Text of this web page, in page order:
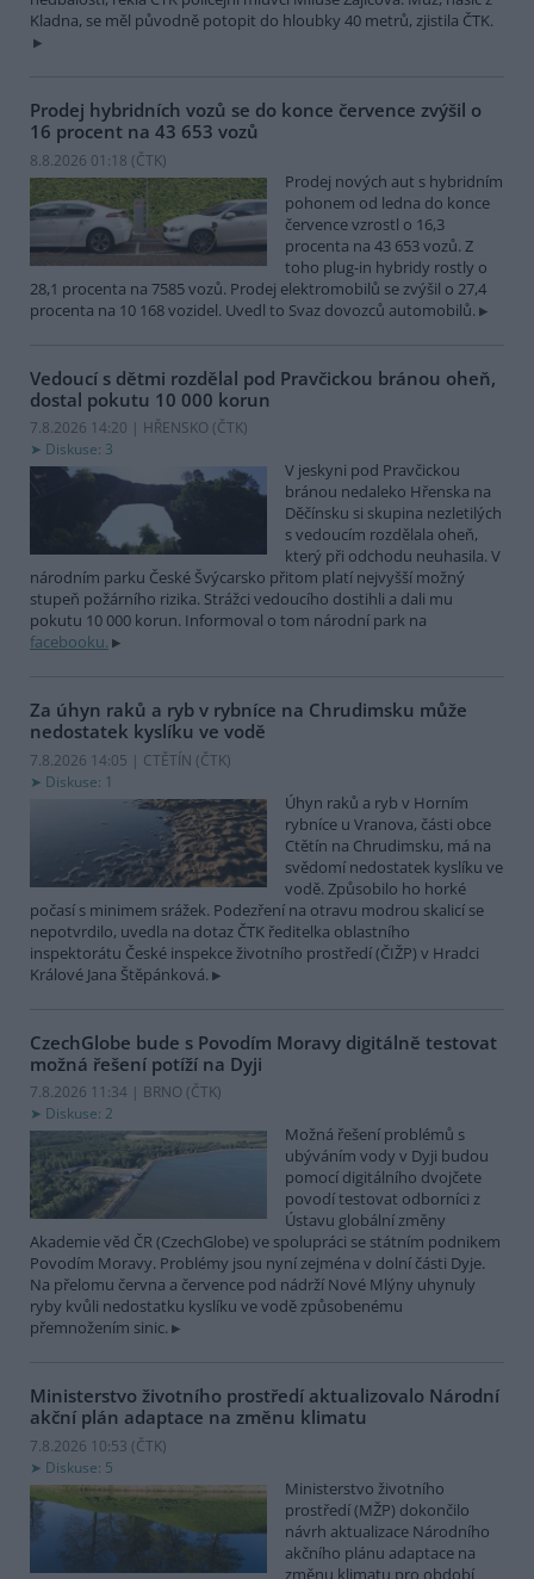
Kladna, se měl původně potopit do hloubky 40 metrů, zjistila ČTK.
Prodej hybridních vozů se do konce července zvýšil o
16 procent na 43 653 vozů
8.8.2026 01:18 (ČTK)
Prodej nových aut s hybridním
pohonem od ledna do konce
července vzrostl o 16,3
procenta na 43 653 vozů. Z
toho plug-in hybridy rostly o
28,1 procenta na 7585 vozů. Prodej elektromobilů se zvýšil o 27,4
procenta na 10 168 vozidel. Uvedl to Svaz dovozců automobilů.
Vedoucí s dětmi rozdělal pod Pravčickou bránou oheň,
dostal pokutu 10 000 korun
7.8.2026 14:20 | HŘENSKO (ČTK)
Diskuse: 3
V jeskyni pod Pravčickou
bránou nedaleko Hřenska na
Děčínsku si skupina nezletilých
s vedoucím rozdělala oheň,
který při odchodu neuhasila. V
národním parku České Švýcarsko přitom platí nejvyšší možný
stupeň požárního rizika. Strážci vedoucího dostihli a dali mu
pokutu 10 000 korun. Informoval o tom národní park na
facebooku.
Za úhyn raků a ryb v rybníce na Chrudimsku může
nedostatek kyslíku ve vodě
7.8.2026 14:05 | CTĚTÍN (ČTK)
Diskuse: 1
Úhyn raků a ryb v Horním
rybníce u Vranova, části obce
Ctětín na Chrudimsku, má na
svědomí nedostatek kyslíku ve
vodě. Způsobilo ho horké
počasí s minimem srážek. Podezření na otravu modrou skalicí se
nepotvrdilo, uvedla na dotaz ČTK ředitelka oblastního
inspektorátu České inspekce životního prostředí (ČIŽP) v Hradci
Králové Jana Štěpánková.
CzechGlobe bude s Povodím Moravy digitálně testovat
možná řešení potíží na Dyji
7.8.2026 11:34 | BRNO (ČTK)
Diskuse: 2
Možná řešení problémů s
ubýváním vody v Dyji budou
pomocí digitálního dvojčete
povodí testovat odborníci z
Ústavu globální změny
Akademie věd ČR (CzechGlobe) ve spolupráci se státním podnikem
Povodím Moravy. Problémy jsou nyní zejména v dolní části Dyje.
Na přelomu června a července pod nádrží Nové Mlýny uhynuly
ryby kvůli nedostatku kyslíku ve vodě způsobenému
přemnožením sinic.
Ministerstvo životního prostředí aktualizovalo Národní
akční plán adaptace na změnu klimatu
7.8.2026 10:53 (ČTK)
Diskuse: 5
Ministerstvo životního
prostředí (MŽP) dokončilo
návrh aktualizace Národního
akčního plánu adaptace na
změnu klimatu pro období